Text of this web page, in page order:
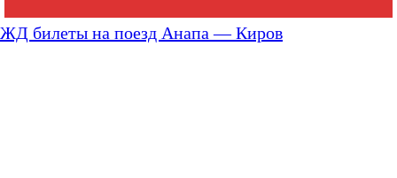
ЖД билеты на поезд Анапа — Киров